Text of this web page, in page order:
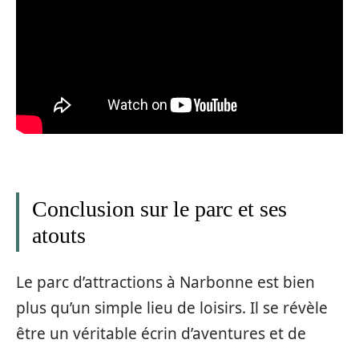
Conclusion sur le parc et ses
atouts
Le parc d’attractions à Narbonne est bien
plus qu’un simple lieu de loisirs. Il se révèle
être un véritable écrin d’aventures et de